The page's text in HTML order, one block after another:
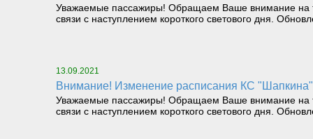
Уважаемые пассажиры! Обращаем Ваше внимание на
связи с наступлением короткого светового дня.
13.09.2021
Внимание! Изменение расписания КС
Уважаемые пассажиры! Обращаем Ваше внимание на
связи с наступлением короткого светового дня.